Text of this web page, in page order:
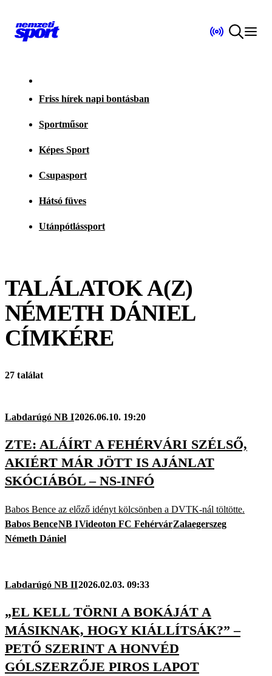
Friss hírek napi bontásban
Sportműsor
Képes Sport
Csupasport
Hátsó füves
Utánpótlássport
TALÁLATOK A(Z)
NÉMETH DÁNIEL
CÍMKÉRE
27 találat
Labdarúgó NB I2026.06.10. 19:20
ZTE: ALÁÍRT A FEHÉRVÁRI SZÉLSŐ,
AKIÉRT MÁR JÖTT IS AJÁNLAT
SKÓCIÁBÓL – NS-INFÓ
Babos Bence az előző idényt kölcsönben a DVTK-nál töltötte.
Babos BenceNB IVideoton FC FehérvárZalaegerszeg
Németh Dániel
Labdarúgó NB II2026.02.03. 09:33
„EL KELL TÖRNI A BOKÁJÁT A
MÁSIKNAK, HOGY KIÁLLÍTSÁK?” –
PETŐ SZERINT A HONVÉD
GÓLSZERZŐJE PIROS LAPOT